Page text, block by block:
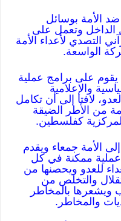
الأمة بوسائل
الداخل وتعمل على
التصدي لأعداء الأمة
الواسعة.
على برامج عملية
والإعلامية
لافتا إلى أن تكامل
من الأطر الضيقة
المركزية كفلسطين.
الأمة جمعاء ويقدم
ممكنة في كل
للعدو ويحصنها من
والتخلص من
ويشعرها بالمخاطر
والمخاطر.